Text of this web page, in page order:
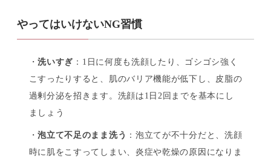
やってはいけないNG習慣
・洗いすぎ ：1日に何度も洗顔したり、ゴシゴシ強く
こすったりすると、肌のバリア機能が低下し、皮脂の
過剰分泌を招きます。洗顔は1日2回までを基本にし
ましょう
・泡立て不足のまま洗う ：泡立てが不十分だと、洗顔
時に肌をこすってしまい、炎症や乾燥の原因になりま